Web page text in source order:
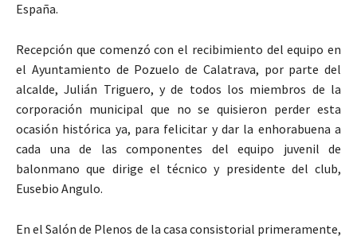
España.
Recepción que comenzó con el recibimiento del equipo en
el Ayuntamiento de Pozuelo de Calatrava, por parte del
alcalde, Julián Triguero, y de todos los miembros de la
corporación municipal que no se quisieron perder esta
ocasión histórica ya, para felicitar y dar la enhorabuena a
cada una de las componentes del equipo juvenil de
balonmano que dirige el técnico y presidente del club,
Eusebio Angulo.
En el Salón de Plenos de la casa consistorial primeramente,